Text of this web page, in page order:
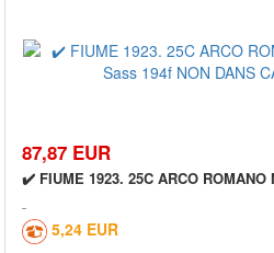
87,87 EUR
✔️ FIUME 1923. 25C ARCO ROMANO
5,24 EUR